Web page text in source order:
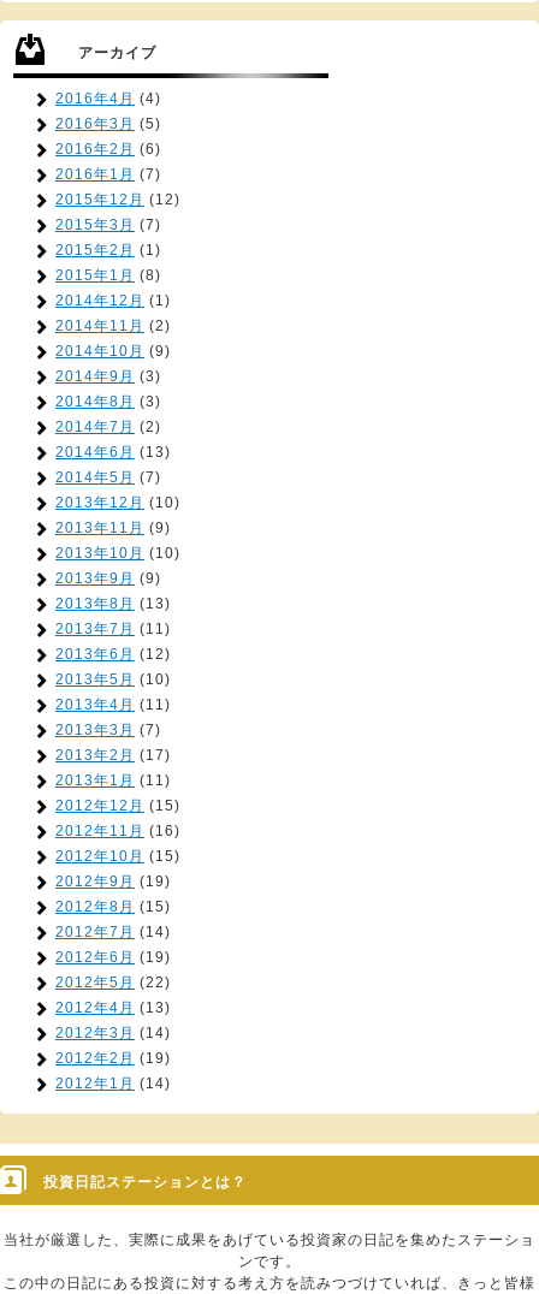
アーカイブ
2016年4月 (4)
2016年3月 (5)
2016年2月 (6)
2016年1月 (7)
2015年12月 (12)
2015年3月 (7)
2015年2月 (1)
2015年1月 (8)
2014年12月 (1)
2014年11月 (2)
2014年10月 (9)
2014年9月 (3)
2014年8月 (3)
2014年7月 (2)
2014年6月 (13)
2014年5月 (7)
2013年12月 (10)
2013年11月 (9)
2013年10月 (10)
2013年9月 (9)
2013年8月 (13)
2013年7月 (11)
2013年6月 (12)
2013年5月 (10)
2013年4月 (11)
2013年3月 (7)
2013年2月 (17)
2013年1月 (11)
2012年12月 (15)
2012年11月 (16)
2012年10月 (15)
2012年9月 (19)
2012年8月 (15)
2012年7月 (14)
2012年6月 (19)
2012年5月 (22)
2012年4月 (13)
2012年3月 (14)
2012年2月 (19)
2012年1月 (14)
投資日記ステーションとは？
当社が厳選した、実際に成果をあげている投資家の日記を集めたステーショ
ンです。
この中の日記にある投資に対する考え方を読みつづけていれば、きっと皆様